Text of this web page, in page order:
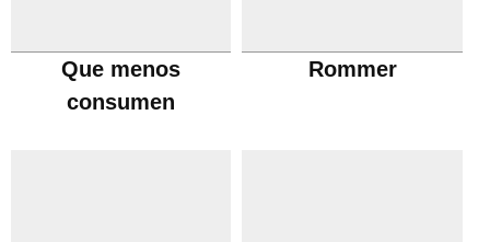
Que menos
consumen
Rommer